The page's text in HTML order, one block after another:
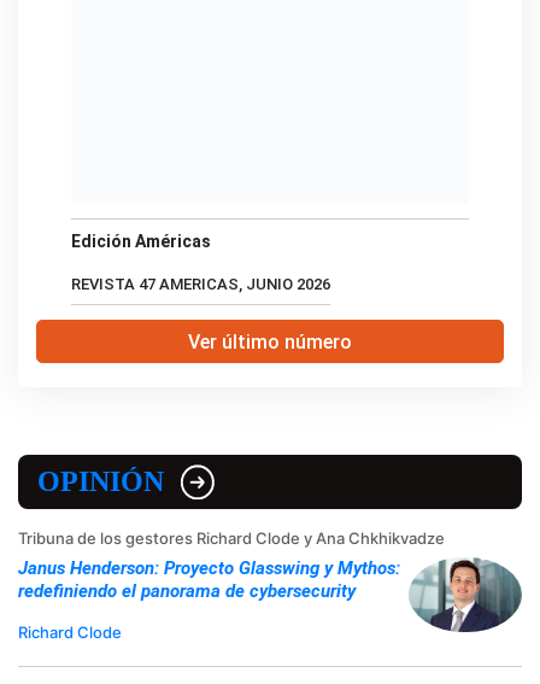
Edición Américas
REVISTA 47 AMERICAS, JUNIO 2026
Ver último número
OPINIÓN
Tribuna de los gestores Richard Clode y Ana Chkhikvadze
Janus Henderson: Proyecto Glasswing y Mythos:
redefiniendo el panorama de cybersecurity
Richard Clode